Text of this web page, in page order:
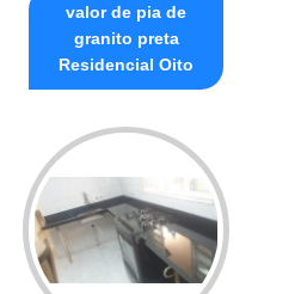
valor de pia de
granito preta
Residencial Oito